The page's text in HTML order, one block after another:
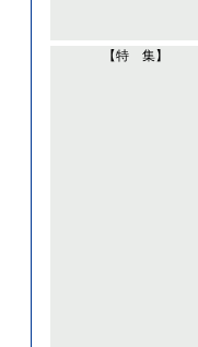
【特 集】